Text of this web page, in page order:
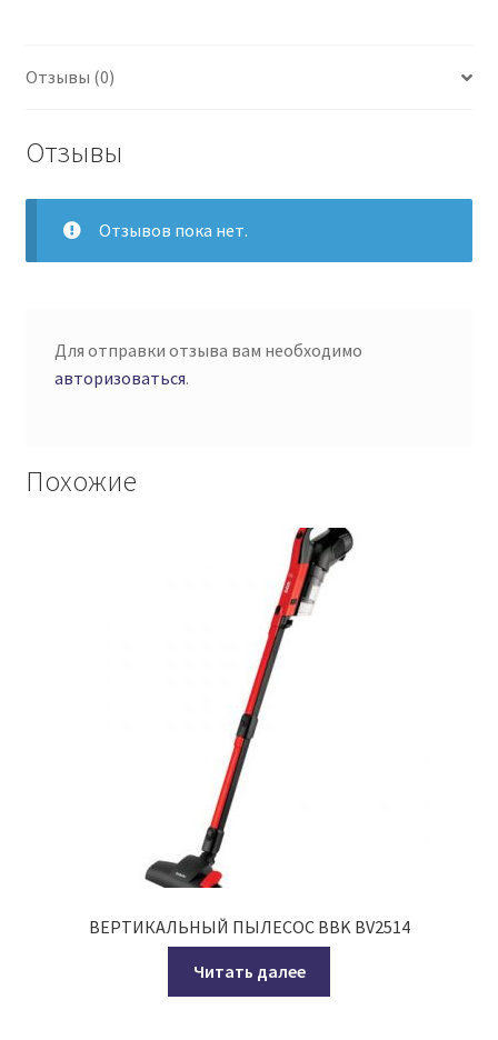
Отзывы (0)
Отзывы
Отзывов пока нет.
Для отправки отзыва вам необходимо
авторизоваться.
Похожие
ВЕРТИКАЛЬНЫЙ ПЫЛЕСОС BBK BV2514
Читать далее